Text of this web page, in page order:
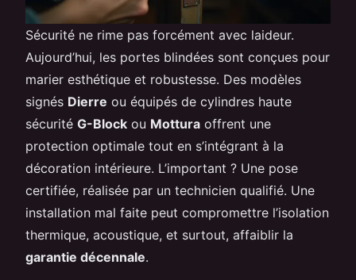
Sécurité ne rime pas forcément avec laideur.
Aujourd’hui, les portes blindées sont conçues pour
marier esthétique et robustesse. Des modèles
signés Dierre ou équipés de cylindres haute
sécurité G-Block ou Mottura offrent une
protection optimale tout en s’intégrant à la
décoration intérieure. L’important ? Une pose
certifiée, réalisée par un technicien qualifié. Une
installation mal faite peut compromettre l’isolation
thermique, acoustique, et surtout, affaiblir la
garantie décennale.